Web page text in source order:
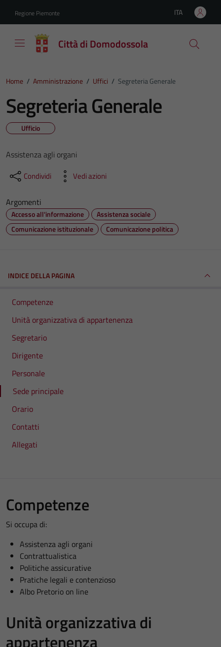
Regione Piemonte Lingua attiva:
ITA
Città di Domodossola
Home / Amministrazione / Uffici / Segreteria Generale
Segreteria Generale
Ufficio
Assistenza agli organi
Condividi Vedi azioni
Argomenti
Accesso all'informazione
Assistenza sociale
Comunicazione istituzionale
Comunicazione politica
INDICE DELLA PAGINA
Competenze
Unità organizzativa di appartenenza
Segretario
Dirigente
Personale
Sede principale
Orario
Contatti
Allegati
Competenze
Si occupa di:
Assistenza agli organi
Contrattualistica
Politiche assicurative
Pratiche legali e contenzioso
Albo Pretorio on line
Unità organizzativa di
appartenenza